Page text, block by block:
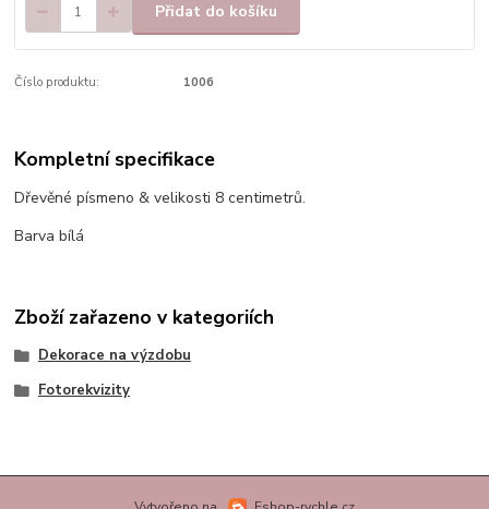
Přidat do košíku
Číslo produktu: 1006
Kompletní specifikace
Dřevěné písmeno & velikosti 8 centimetrů.
Barva bílá
Zboží zařazeno v kategoriích
Dekorace na výzdobu
Fotorekvizity